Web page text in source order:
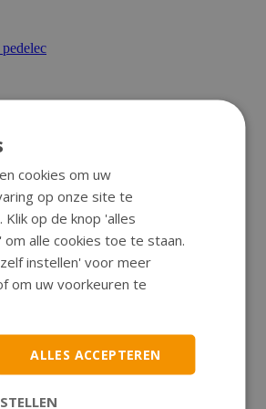
cookies om uw
op onze site te
op de knop 'alles
om alle cookies toe te staan.
instellen' voor meer
om uw voorkeuren te
ALLES ACCEPTEREN